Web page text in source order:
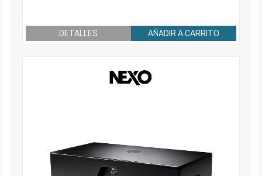
DETALLES AÑADIR A CARRITO